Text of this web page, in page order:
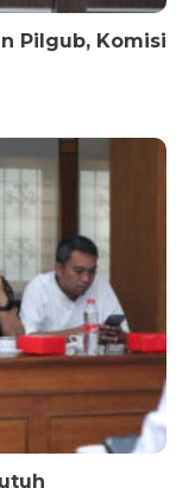
Pilgub, Komisi